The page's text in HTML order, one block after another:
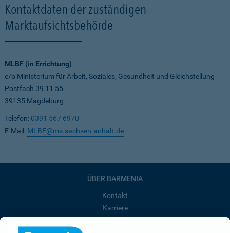
Kontaktdaten der zuständigen
Marktaufsichtsbehörde
MLBF (in Errichtung)
c/o Ministerium für Arbeit, Soziales, Gesundheit und Gleichstellung
Postfach 39 11 55
39135 Magdeburg
Telefon: 0391 567 6970
E-Mail: MLBF@ms.sachsen-anhalt.de
ÜBER BARMENIA
Kontakt
Karriere
Presse